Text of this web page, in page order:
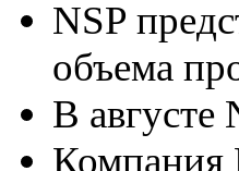
NSP
объема
В августе
Компания